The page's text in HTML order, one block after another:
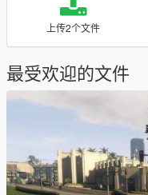
上传2个文件
最受欢迎的文件